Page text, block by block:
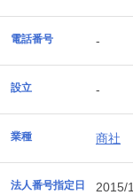
電話番号 -
設立 -
業種 商社
法人番号指定日 2015/